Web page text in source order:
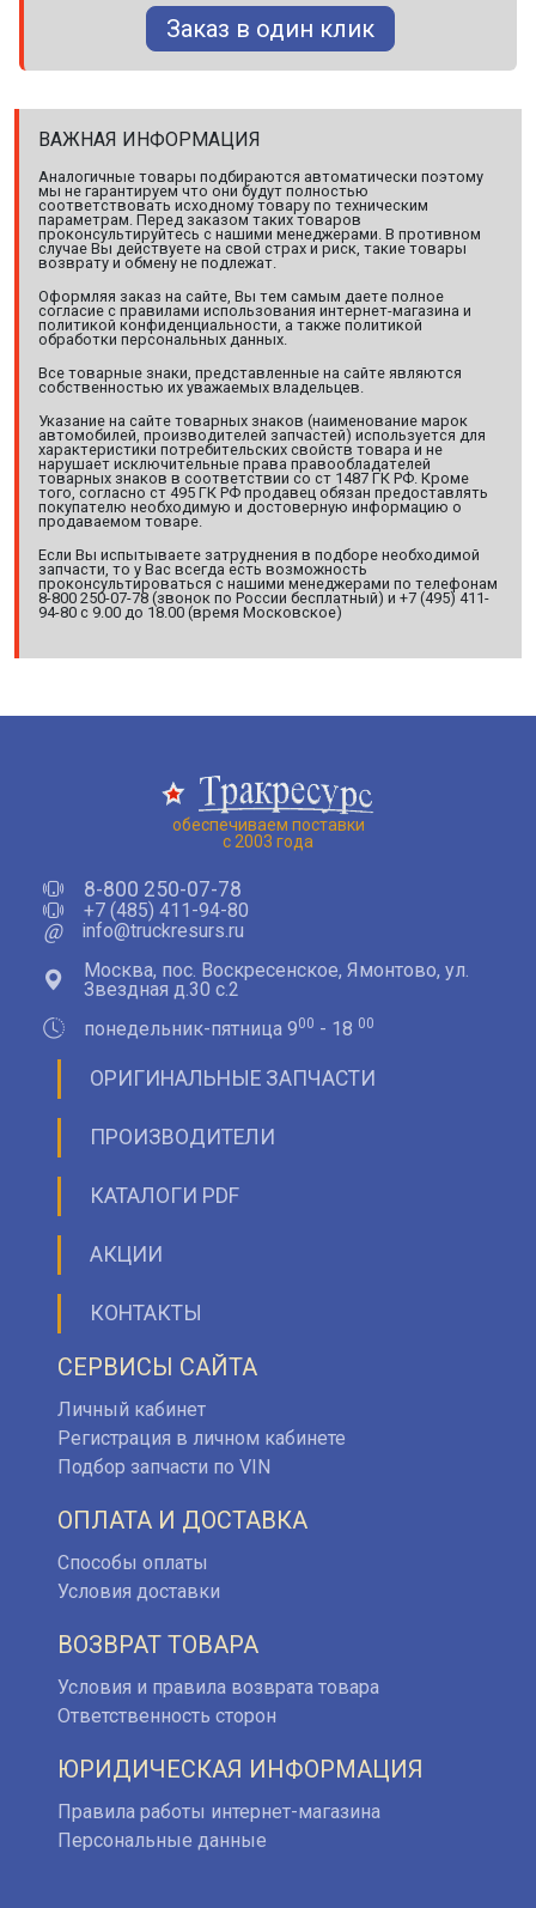
Заказ в один клик
ВАЖНАЯ ИНФОРМАЦИЯ
Аналогичные товары подбираются автоматически поэтому
мы не гарантируем что они будут полностью
соответствовать исходному товару по техническим
параметрам. Перед заказом таких товаров
проконсультируйтесь с нашими менеджерами. В противном
случае Вы действуете на свой страх и риск, такие товары
возврату и обмену не подлежат.
Оформляя заказ на сайте, Вы тем самым даете полное
согласие с правилами использования интернет-магазина и
политикой конфиденциальности, а также политикой
обработки персональных данных.
Все товарные знаки, представленные на сайте являются
собственностью их уважаемых владельцев.
Указание на сайте товарных знаков (наименование марок
автомобилей, производителей запчастей) используется для
характеристики потребительских свойств товара и не
нарушает исключительные права правообладателей
товарных знаков в соответствии со ст 1487 ГК РФ. Кроме
того, согласно ст 495 ГК РФ продавец обязан предоставлять
покупателю необходимую и достоверную информацию о
продаваемом товаре.
Если Вы испытываете затруднения в подборе необходимой
запчасти, то у Вас всегда есть возможность
проконсультироваться с нашими менеджерами по телефонам
8-800 250-07-78 (звонок по России бесплатный) и +7 (495) 411-
94-80 с 9.00 до 18.00 (время Московское)
обеспечиваем поставки
с 2003 года
8-800 250-07-78
+7 (485) 411-94-80
@
info@truckresurs.ru
Москва, пос. Воскресенское, Ямонтово, ул.
Звездная д.30 с.2
понедельник-пятница 900 - 18 00
ОРИГИНАЛЬНЫЕ ЗАПЧАСТИ
ПРОИЗВОДИТЕЛИ
КАТАЛОГИ PDF
АКЦИИ
КОНТАКТЫ
СЕРВИСЫ САЙТА
Личный кабинет
Регистрация в личном кабинете
Подбор запчасти по VIN
ОПЛАТА И ДОСТАВКА
Способы оплаты
Условия доставки
ВОЗВРАТ ТОВАРА
Условия и правила возврата товара
Ответственность сторон
ЮРИДИЧЕСКАЯ ИНФОРМАЦИЯ
Правила работы интернет-магазина
Персональные данные